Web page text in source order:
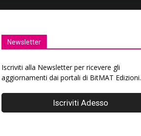
Newsletter
Iscriviti alla Newsletter per ricevere gli
aggiornamenti dai portali di BitMAT Edizioni.